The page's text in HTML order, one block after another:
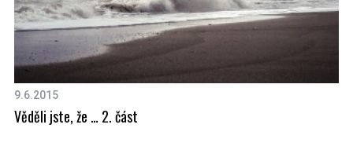
9.6.2015
Věděli jste, že … 2. část